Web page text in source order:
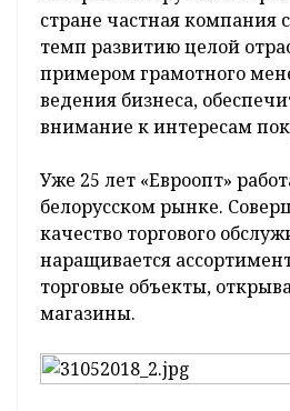
стране частная компания
темп развитию целой
примером грамотного
ведения бизнеса,
внимание к интересам
Уже 25 лет «Евроопт»
белорусском рынке.
качество торгового
наращивается
торговые объекты,
магазины.